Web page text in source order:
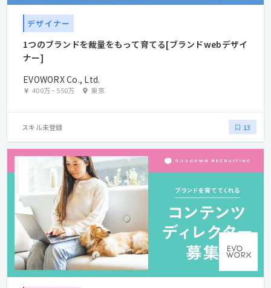
デザイナー
1つのブランドを裁量をもって育てる[ブランドwebデザイ
ナー]
EVOWORX Co., Ltd.
400万~550万 東京
スキル未登録 13